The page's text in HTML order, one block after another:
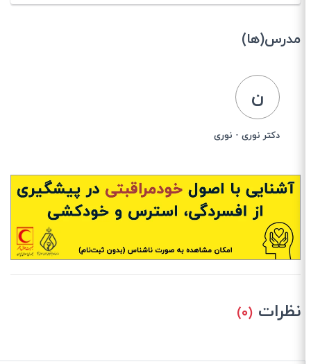
مدرس(ها)
ن
دکتر نوری - نوری
نظرات